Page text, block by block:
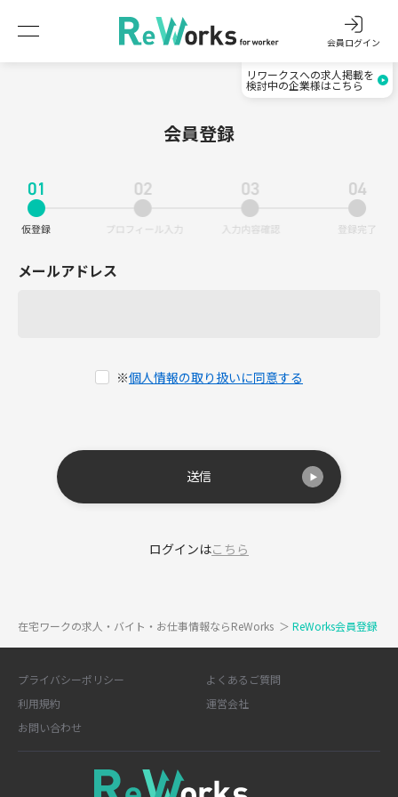
会員ログイン
リワークスへの求人掲載を
検討中の企業様はこちら
会員登録
メールアドレス
※個人情報の取り扱いに同意する
送信
ログインはこちら
在宅ワークの求人・バイト・お仕事情報ならReWorks ＞ ReWorks会員登録
プライバシーポリシー
よくあるご質問
利用規約
運営会社
お問い合わせ